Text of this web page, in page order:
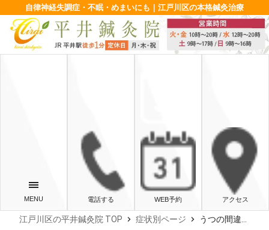
自律神経失調症・不眠・めまいにも｜江戸川区の本格鍼灸治療
電話する WEB予約 アクセス
江戸川区の平井鍼灸院 TOP chevron_right 症状別ページ chevron_right うつの間違った3つの常識②